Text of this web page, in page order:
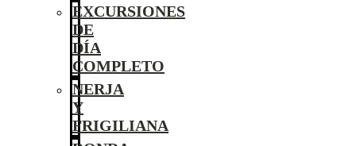
EXCURSIONES
DE
DÍA
COMPLETO
NERJA
Y
FRIGILIANA